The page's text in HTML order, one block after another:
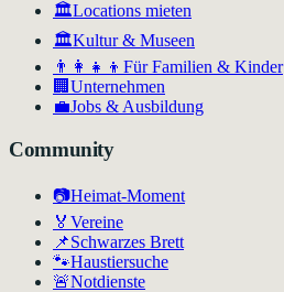
🏛️Locations mieten
🏛Kultur & Museen
👨‍👩‍👧‍👦 Für Familien & Kinder
🏢 Unternehmen
💼Jobs & Ausbildung
Community
📷Heimat-Moment
🏅 Vereine
📌Schwarzes Brett
🐾Haustiersuche
🚨Notdienste